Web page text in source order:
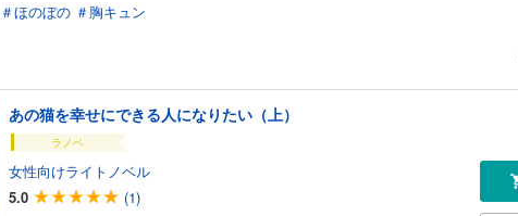
＃ほのぼの ＃胸キュン
あの猫を幸せにできる人になりたい（上）
ラノベ
女性向けライトノベル
5.0
(1)